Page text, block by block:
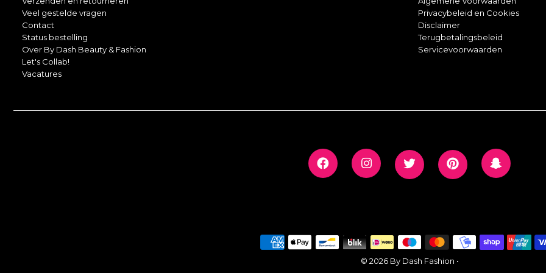
Veel gestelde vragen
Contact
Status bestelling
Over By Dash Beauty & Fashion
Let's Collab!
Vacatures
Privacybeleid en Cookies
Disclaimer
Terugbetalingsbeleid
Servicevoorwaarden
© 2026 By Dash Fashion •